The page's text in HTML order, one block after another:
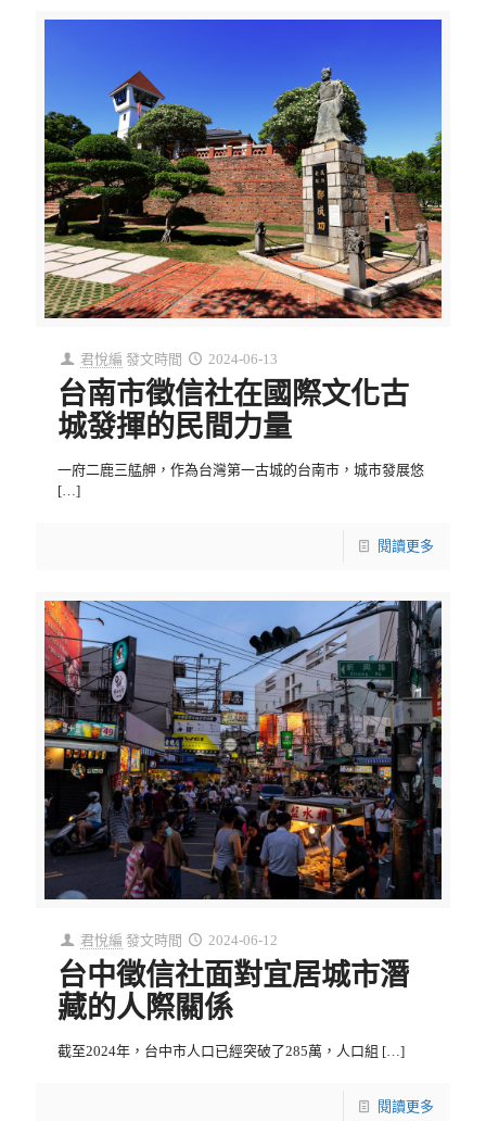
君悅編 發文時間 2024-06-13
台南市徵信社在國際文化古
城發揮的民間力量
一府二鹿三艋舺，作為台灣第一古城的台南市，城市發展悠
[…]
閱讀更多
君悅編 發文時間 2024-06-12
台中徵信社面對宜居城市潛
藏的人際關係
截至2024年，台中市人口已經突破了285萬，人口組 […]
閱讀更多